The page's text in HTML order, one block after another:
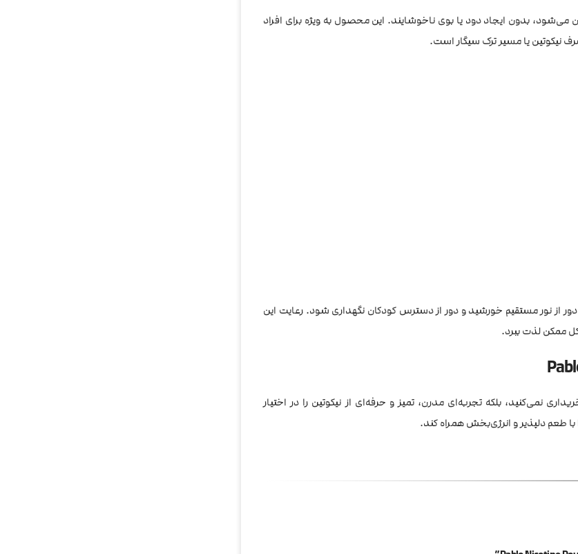
بدن می‌شود، بدون ایجاد دود یا بوی ناخوشایند. این محصول به ویژه برای افراد
نیکوتین یا مسیر ترک سیگار است.
از نور مستقیم خورشید و دور از دسترس کودکان نگهداری شود. رعایت این
ممکن لذت ببرد.
نمی‌کنید، بلکه تجربه‌ای مدرن، تمیز و حرفه‌ای از نیکوتین را در اختیار
طعم دلپذیر و انرژی‌بخش همراه کند.